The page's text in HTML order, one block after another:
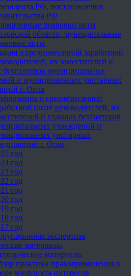
РФ, постановления
РФ
правовые акты
области, муниципальные
акты
о среднемесячной заработной
их заместителей и
бухгалтеров муниципальных
и муниципальных унитарных
г. Орла
о среднемесячной
плате руководителей, их
и главных бухгалтеров
учреждений и
унитарных
г. Орла
год
год
год
год
год
год
год
год
год
экспертиза
материалы
материалы
практики правоприменения в
конфликта интересов